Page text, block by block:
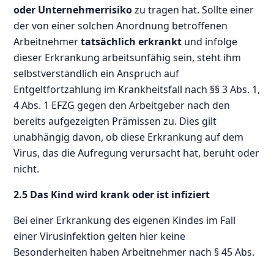
oder Unternehmerrisikozu tragen hat. Sollte einer
der von einer solchen Anordnung betroffenen
Arbeitnehmertatsächlich erkrankt und infolge
dieser Erkrankung arbeitsunfähig sein, steht ihm
selbstverständlich ein Anspruch auf
Entgeltfortzahlung im Krankheitsfall nach §§ 3 Abs. 1,
4 Abs. 1 EFZG gegen den Arbeitgeber nach den
bereits aufgezeigten Prämissen zu. Dies gilt
unabhängig davon, ob diese Erkrankung auf dem
Virus, das die Aufregung verursacht hat, beruht oder
nicht.
2.5 Das Kind wird krank oder ist infiziert
Bei einer Erkrankung des eigenen Kindes im Fall
einer Virusinfektion gelten hier keine
Besonderheiten haben Arbeitnehmer nach § 45 Abs.